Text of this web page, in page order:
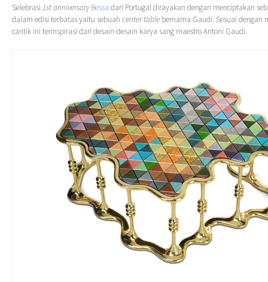
Selebrasi 1st anniversary Bessa dari Portugal dirayakan dengan menciptakan
dalam edisi terbatas yaitu sebuah center table bernama Gaudi. Sesuai dengan
cantik ini terinspirasi dari desain-desain karya sang maestro Antoni Gaudi.